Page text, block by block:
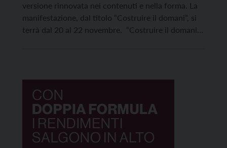
versione rinnovata nei contenuti e nella forma. La
manifestazione, dal titolo “Costruire il domani”, si
terrà dal 20 al 22 novembre. “Costruire il domani